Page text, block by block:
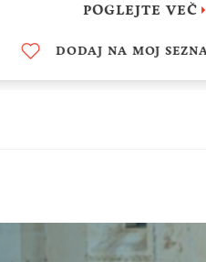
bolj znan kot pes tartufar.
POGLEJTE VEČ
DODAJ NA MOJ